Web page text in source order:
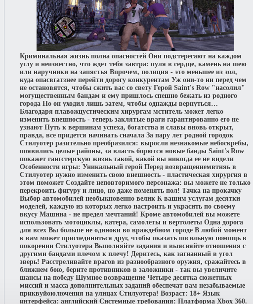
Криминальная жизнь полна опасностей Они подстерегают на каждом
углу и неизвестно, что ждет тебя завтра: пуля в сердце, камень на шею
или наручники на запястья Впрочем, полиция - это меньшее из зол,
куда опасвгатзнее перейти дорогу конкурентам Уж они-то ни перед чем
не остановятся, чтобы сжить вас со свету Герой Saint's Row "насолил"
могущественным бандам и ему пришлось спешно бежать из родного
города Но он уходил лишь затем, чтобы однажды вернуться…
Благодаря плавожцустическим хирургам мститель может легко
изменить внешность - теперь заклятые враги гарантированно его не
узнают Путь к вершинам успеха, богатства и славы вновь открыт,
правда, все придется начинать сначала За пару лет родной городок
Стилуотер разительно преобразился: выросли незнакомые небоскребы,
появились целые районы, за власть борются новые банды Saint's Row
покажет гангстерскую жизнь такой, какой вы никогда ее не видели
Особенности игры: Уникальный герой Перед возвращениемвтняь в
Стилуотер нужно изменить свою внешность - пластическая хирургия в
этом поможет Создайте неповторимого персонажа: вы можете не только
перекроить фигуру и лицо, но даже поменять пол! Тачка на прокачку
Выбор автомобилей необыкновенно велик К вашим услугам десятки
моделей, каждую из которых легко настроить и украсить по своему
вкусу Машина - не предел мечтаний! Кроме автомобилей вы можете
использовать мотоциклы, катера, самолеты и вертолеты Одна дорога
для всех Вы больше не одиноки во враждебном городе В любой момент
к вам может присоединиться друг, чтобы оказать посильную помощь в
покорении Стилуотера Выполняйте задания и выясняйте отношения с
другими бандами плечом к плечу! Деритесь, как загнанный в угол
зверь! Расстреливайте врагов из разнообразного оружия, сражайтесь в
ближнем бою, берите противников в заложники - так вы увеличите
шансы на победу Шумное возвращение Четыре десятка сюжетных
миссий и масса дополнительных заданий обеспечат вам незабываемые
приквуйоюлючения на улицах Стилуотера! Возраст: 18+ Язык
интерфейса: английский Системные требования: Платформа Xbox 360.